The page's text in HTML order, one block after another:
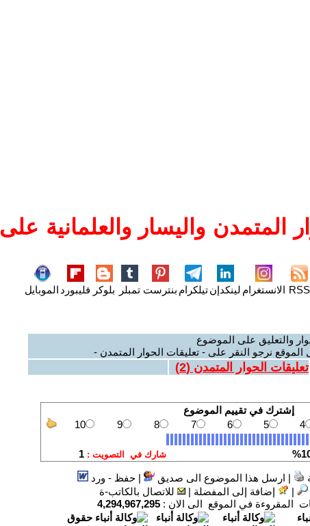
المتمدن واليسار والعلمانية على
RSS الانستغرام لينكدإنتيلكرام بنترست تمبلر بلوكر فليبورد الموبايل
والتعليق على الموضوع
الموقع نرجو النقر على - تعليقات الحوار المتمدن -
تعليقات الحوار المتمدن (2
)
| ارسل هذا الموضوع الى صديق |حفظ - ورد
| إضافة إلى المفضلة |
للاتصال بالكاتب-ة
المقروءة في الموقع الى الان : 4,294,967,295